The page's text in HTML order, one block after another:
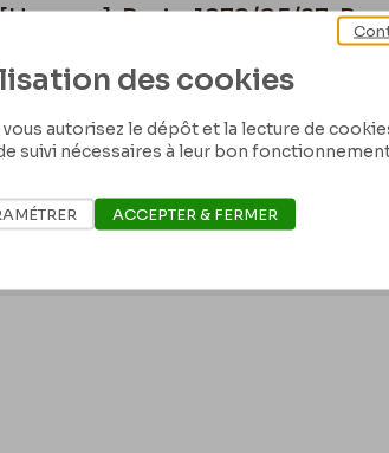
Paris, 1879/05/27.
Théo,Mais ce n’est pas moi qui te retarde dans la
semaines que je lui ai donné six petits croquis
les avoir. – Il me raconte des histoires de « bains
tu voudras, & à ton entière disposition. – Écris lui
revenu ici depuis deux jours & voilà trois mois que
partirai que fin juillet. Le Bailly a raconté aux
des cookies
autorisez le dépôt et la lecture de
suivi nécessaires à leur bon
ACCEPTER & FERMER